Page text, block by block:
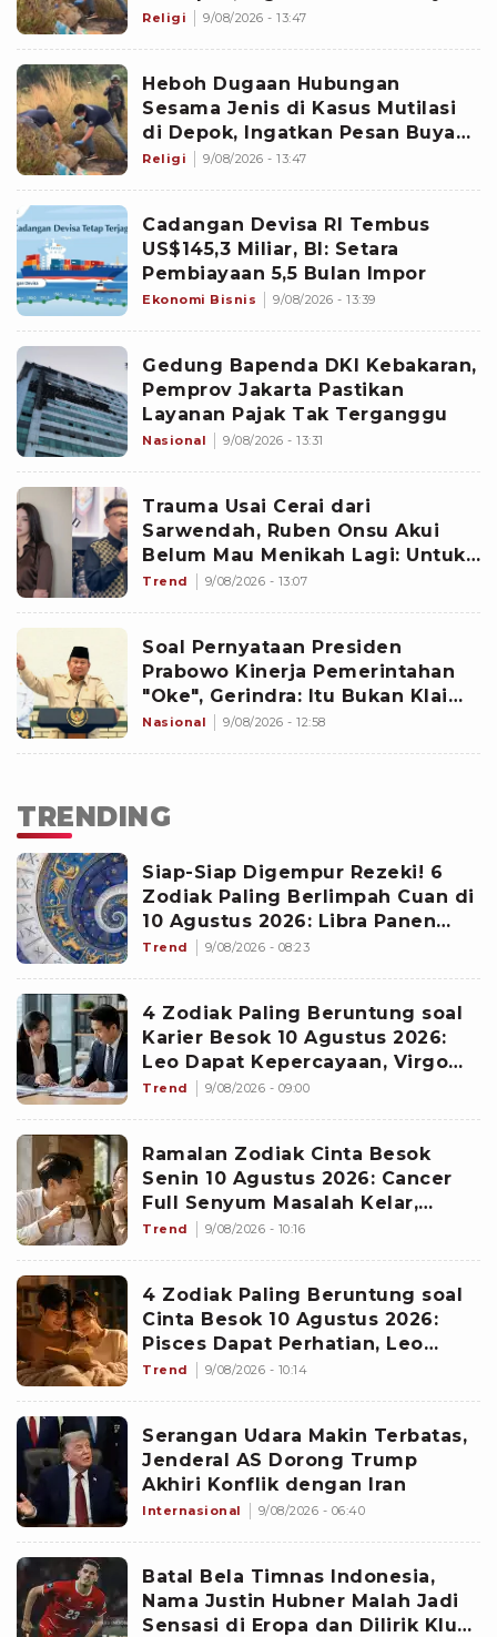
Yahya soal Taubat
Religi 9/08/2026 - 13:47
Heboh Dugaan Hubungan
Sesama Jenis di Kasus Mutilasi
di Depok, Ingatkan Pesan Buya
Yahya soal Taubat
Religi 9/08/2026 - 13:47
Cadangan Devisa RI Tembus
US$145,3 Miliar, BI: Setara
Pembiayaan 5,5 Bulan Impor
Ekonomi Bisnis 9/08/2026 - 13:39
Gedung Bapenda DKI Kebakaran,
Pemprov Jakarta Pastikan
Layanan Pajak Tak Terganggu
Nasional 9/08/2026 - 13:31
Trauma Usai Cerai dari
Sarwendah, Ruben Onsu Akui
Belum Mau Menikah Lagi: Untuk
Hati Belum
Trend 9/08/2026 - 13:07
Soal Pernyataan Presiden
Prabowo Kinerja Pemerintahan
"Oke", Gerindra: Itu Bukan Klaim
Sepihak!
Nasional 9/08/2026 - 12:58
TRENDING
Siap-Siap Digempur Rezeki! 6
Zodiak Paling Berlimpah Cuan di
10 Agustus 2026: Libra Panen
Proyek Emas
Trend 9/08/2026 - 08:23
4 Zodiak Paling Beruntung soal
Karier Besok 10 Agustus 2026:
Leo Dapat Kepercayaan, Virgo
Makin Diperhitungkan
Trend 9/08/2026 - 09:00
Ramalan Zodiak Cinta Besok
Senin 10 Agustus 2026: Cancer
Full Senyum Masalah Kelar,
Scorpio Awas Terprovokasi
Trend 9/08/2026 - 10:16
4 Zodiak Paling Beruntung soal
Cinta Besok 10 Agustus 2026:
Pisces Dapat Perhatian, Leo
Makin Dekat dengan Si Dia
Trend 9/08/2026 - 10:14
Serangan Udara Makin Terbatas,
Jenderal AS Dorong Trump
Akhiri Konflik dengan Iran
Internasional 9/08/2026 - 06:40
Batal Bela Timnas Indonesia,
Nama Justin Hubner Malah Jadi
Sensasi di Eropa dan Dilirik Klub